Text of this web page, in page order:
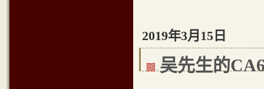
2019年3月15日
吴先生的